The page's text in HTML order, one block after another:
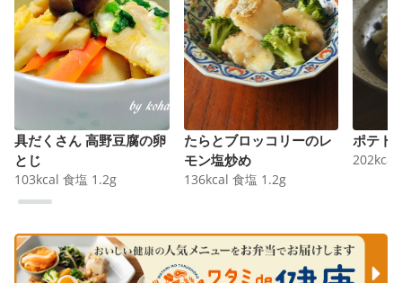
具だくさん 高野豆腐の卵
とじ
103kcal 食塩 1.2g
たらとブロッコリーのレ
モン塩炒め
136kcal 食塩 1.2g
ポテト
202kcal